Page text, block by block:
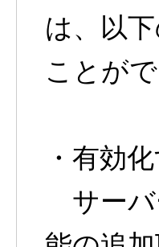
は、以
ことがで
・有効
サーバ